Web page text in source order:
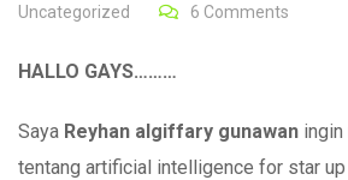
Uncategorized
6 Comments
HALLO GAYS………
Saya Reyhan algiffary gunawan
tentang artificial intelligence for star